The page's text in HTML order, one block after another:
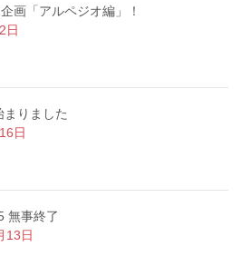
画「アルペジオ編」！
日
りました
日
無事終了
13日